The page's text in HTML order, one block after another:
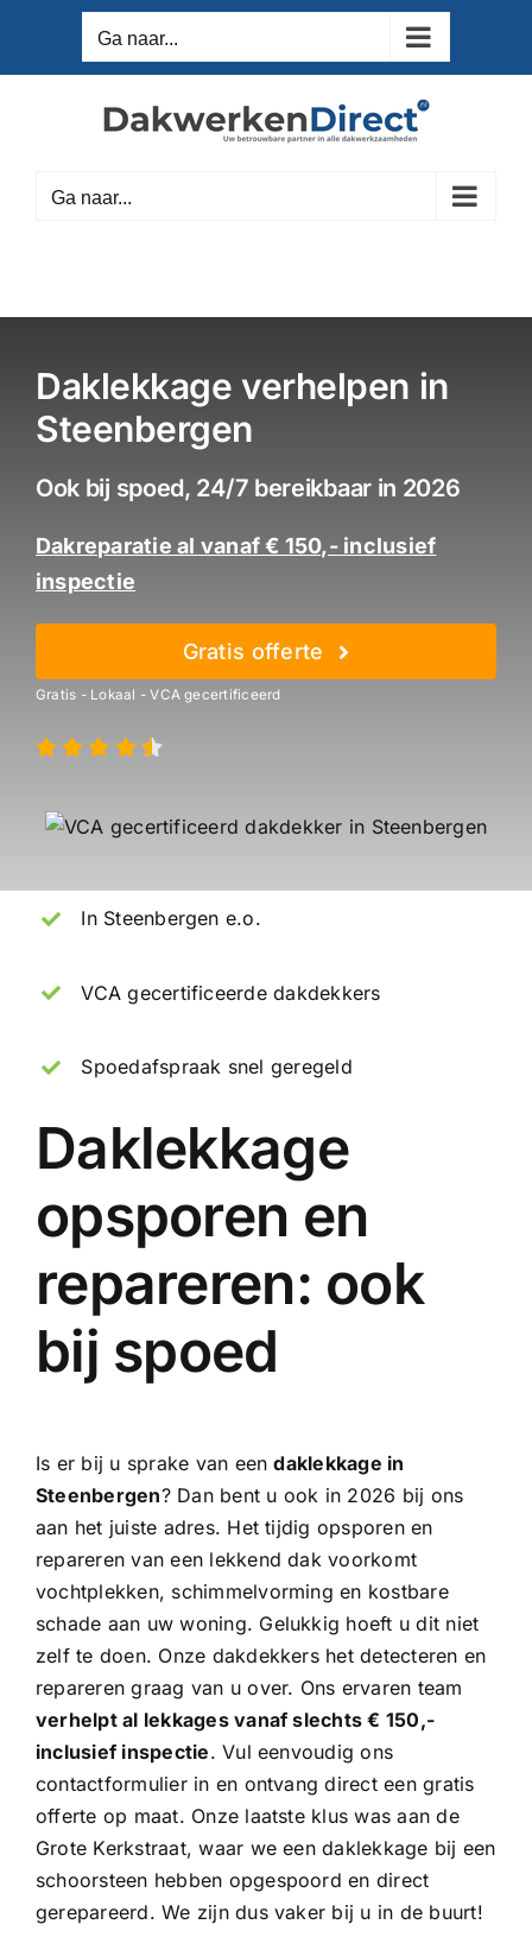
inhoud
Ga naar...
Ga naar...
Daklekkage verhelpen in
Steenbergen
Ook bij spoed, 24/7 bereikbaar in 2026
Dakreparatie al vanaf € 150,- inclusief
inspectie
Gratis offerte
Gratis - Lokaal - VCA gecertificeerd
In Steenbergen e.o.
VCA gecertificeerde dakdekkers
Spoedafspraak snel geregeld
Daklekkage
opsporen en
repareren: ook
bij spoed
Is er bij u sprake van eendaklekkage in
Steenbergen? Dan bent u ook in 2026 bij ons
aan het juiste adres. Het tijdig opsporen en
repareren van een lekkend dak voorkomt
vochtplekken, schimmelvorming en kostbare
schade aan uw woning. Gelukkig hoeft u dit niet
zelf te doen. Onze dakdekkershet detecteren en
repareren graag van u over. Ons ervaren team
verhelpt al lekkages vanaf slechts € 150,-
inclusief inspectie. Vul eenvoudig ons
contactformulier in en ontvang direct een gratis
offerte op maat. Onze laatste klus was aan de
Grote Kerkstraat, waar we eendaklekkage bij een
schoorsteen hebben opgespoord en direct
gerepareerd. We zijn dus vaker bij u in de buurt!